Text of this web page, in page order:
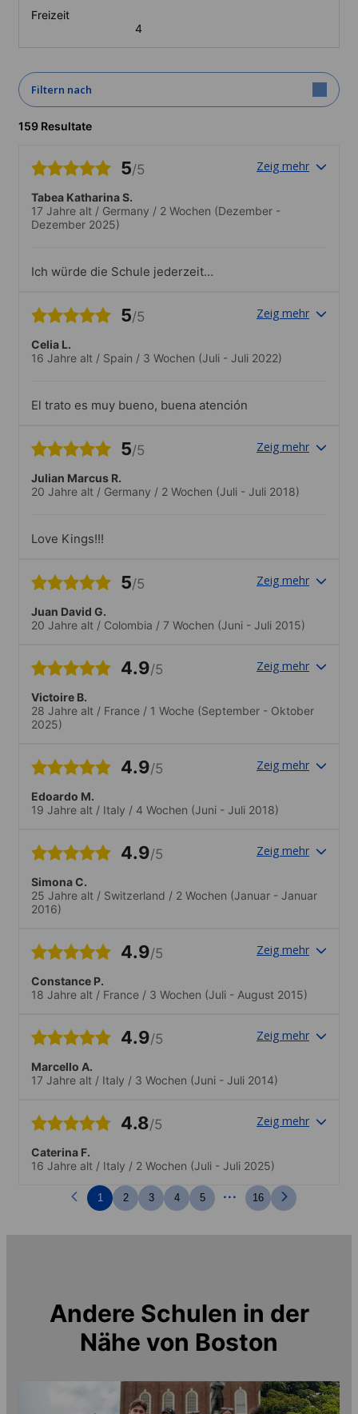
Freizeit
4
Filtern nach
159 Resultate
5/5 Zeig mehr
Tabea Katharina S.
17 Jahre alt / Germany / 2 Wochen (Dezember -
Dezember 2025)
Ich würde die Schule jederzeit
5/5 Zeig mehr
Celia L.
16 Jahre alt / Spain / 3 Wochen (Juli - Juli 2022)
El trato es muy bueno, buena atención
5/5 Zeig mehr
Julian Marcus R.
20 Jahre alt / Germany / 2 Wochen (Juli - Juli 2018)
Love Kings!!!
5/5 Zeig mehr
Juan David G.
20 Jahre alt / Colombia / 7 Wochen (Juni - Juli 2015)
4.9/5 Zeig mehr
Victoire B.
28 Jahre alt / France / 1 Woche (September - Oktober
2025)
4.9/5 Zeig mehr
Edoardo M.
19 Jahre alt / Italy / 4 Wochen (Juni - Juli 2018)
4.9/5 Zeig mehr
Simona C.
25 Jahre alt / Switzerland / 2 Wochen (Januar - Januar
2016)
4.9/5 Zeig mehr
Constance P.
18 Jahre alt / France / 3 Wochen (Juli - August 2015)
4.9/5 Zeig mehr
Marcello A.
17 Jahre alt / Italy / 3 Wochen (Juni - Juli 2014)
4.8/5 Zeig mehr
Caterina F.
16 Jahre alt / Italy / 2 Wochen (Juli - Juli 2025)
1 2 3 4 5 ... 16
Andere Schulen in der
Nähe von Boston